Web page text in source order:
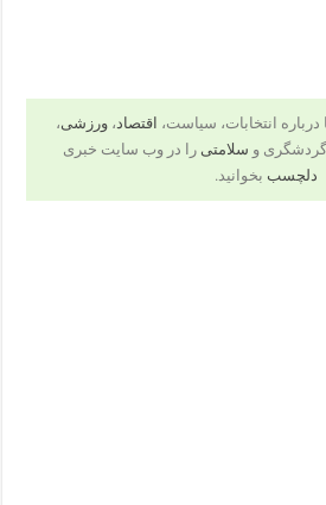
درباره انتخابات، سیاست، اقتصاد ، ورزشی،
و سلامتی را در وب سایت خبری
دلچسب بخوانید.